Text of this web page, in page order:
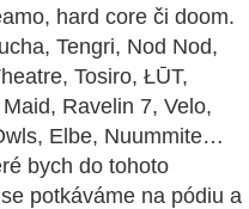
hard core či doom.
Tengri, Nod Nod,
Tosiro, ŁŪT,
Ravelin 7, Velo,
Elbe, Nuummite…
bych do tohoto
potkáváme na pódiu a